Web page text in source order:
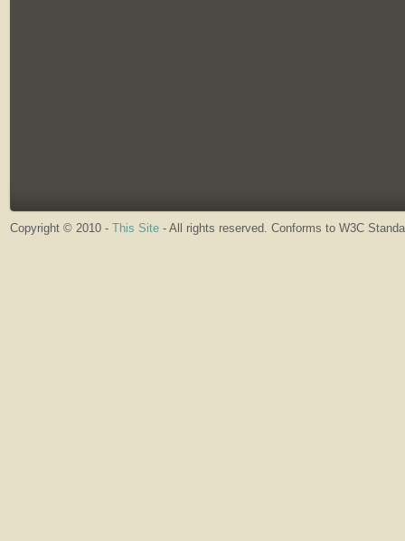
Copyright © 2010 - This Site - All rights reserved. Conforms to W3C